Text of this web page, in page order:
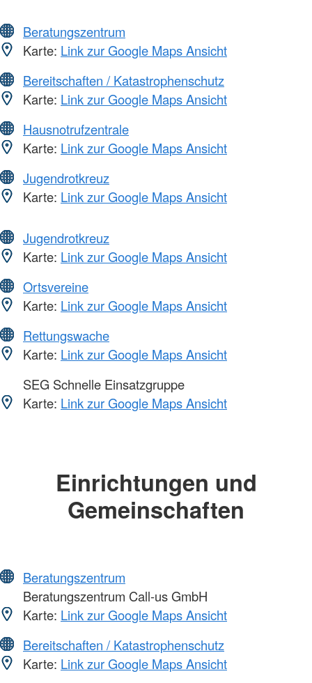
Beratungszentrum
Karte: Link zur Google Maps Ansicht
Bereitschaften / Katastrophenschutz
Karte: Link zur Google Maps Ansicht
Hausnotrufzentrale
Karte: Link zur Google Maps Ansicht
Jugendrotkreuz
Karte: Link zur Google Maps Ansicht
Jugendrotkreuz
Karte: Link zur Google Maps Ansicht
Ortsvereine
Karte: Link zur Google Maps Ansicht
Rettungswache
Karte: Link zur Google Maps Ansicht
SEG Schnelle Einsatzgruppe
Karte: Link zur Google Maps Ansicht
Einrichtungen und
Gemeinschaften
Beratungszentrum
Beratungszentrum Call-us GmbH
Karte: Link zur Google Maps Ansicht
Bereitschaften / Katastrophenschutz
Karte: Link zur Google Maps Ansicht